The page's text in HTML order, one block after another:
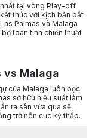
tại vòng Play-off
thúc với kịch bản bất
Palmas và Malaga
toan tính chiến thuật
vs Malaga
của Malaga luôn bọc
sở hữu hiệu suất làm
ra sân vừa qua sẽ
trở nên cực kỳ thấp.